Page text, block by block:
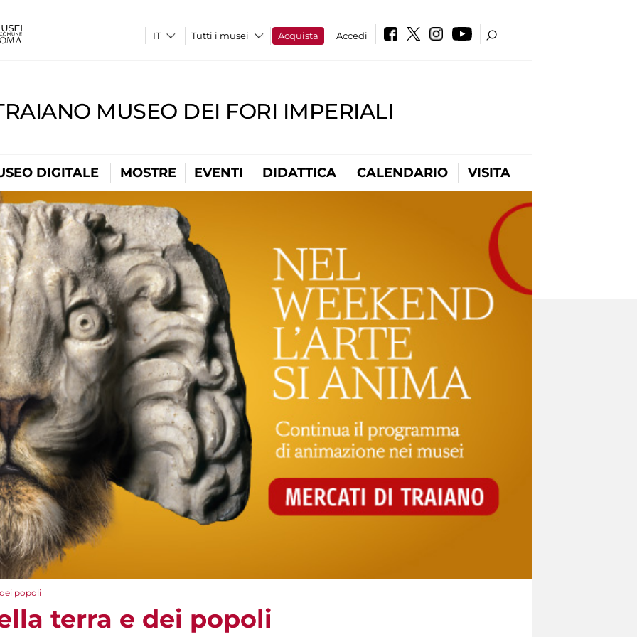
Tutti i musei Acquista Accedi
MUSEO DEI FORI IMPERIALI
DIGITALE MOSTRE EVENTI DIDATTICA CALENDARIO VISITA
popoli
terra e dei popoli